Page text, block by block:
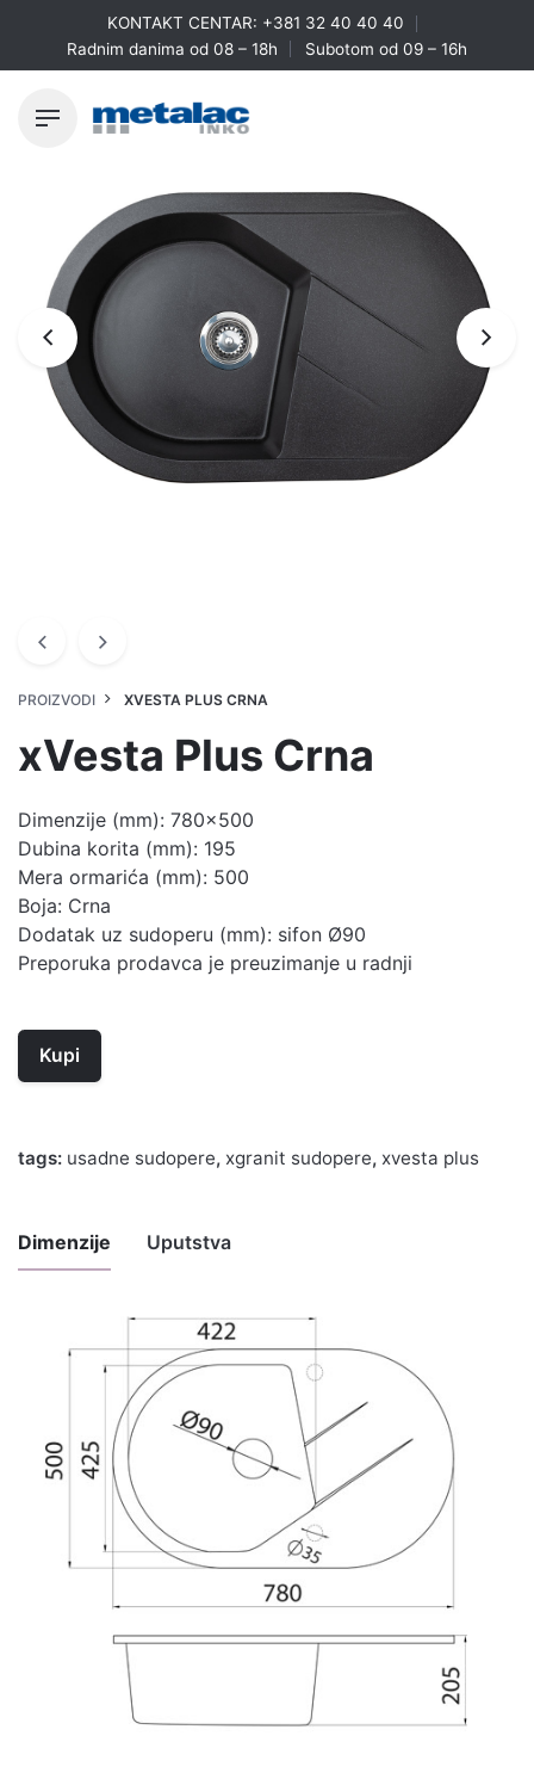
content
KONTAKT CENTAR: +381 32 40 40 40
Radnim danima od 08 – 18h
Subotom od 09 – 16h
PROIZVODI XVESTA PLUS CRNA
xVesta Plus Crna
Dimenzije (mm): 780×500
Dubina korita (mm): 195
Mera ormarića (mm): 500
Boja: Crna
Dodatak uz sudoperu (mm): sifon Ø90
Preporuka prodavca je preuzimanje u radnji
Kupi
tags: usadne sudopere, xgranit sudopere, xvesta plus
Dimenzije Uputstva
Uputstvo za
održavanje i Preuzmite ovde
Uputstvo za
montažu
Preuzmite ovde
Preuzmite ovde